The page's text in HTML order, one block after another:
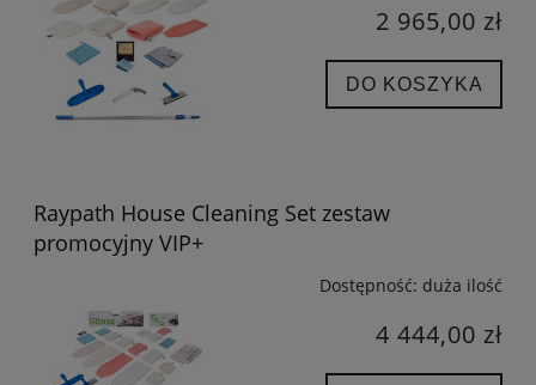
2 965,00 zł
DO KOSZYKA
Raypath House Cleaning Set zestaw
promocyjny VIP+
Dostępność: duża ilość
4 444,00 zł